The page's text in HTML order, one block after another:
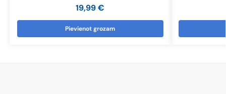
19,99€
Pievienot grozam